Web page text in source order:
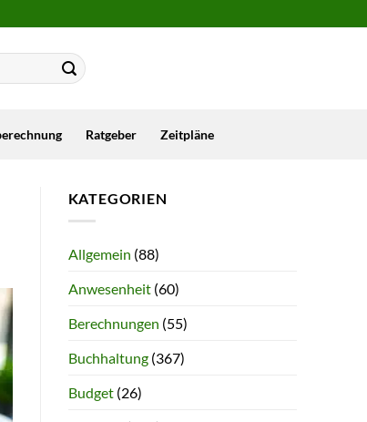
Ratgeber Zeitpläne
KATEGORIEN
Allgemein (88)
Anwesenheit(60)
Berechnungen (55)
Buchhaltung(367)
Budget(26)